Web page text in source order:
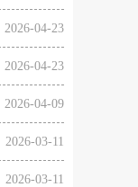
2026-04-23
2026-04-23
2026-04-09
2026-03-11
2026-03-11